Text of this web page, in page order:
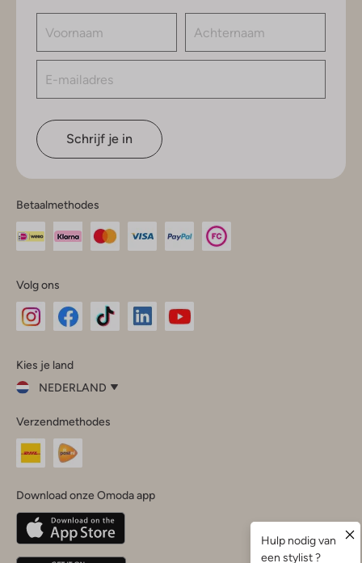
Schrijf je in
Betaalmethodes
Volg ons
InstagramFacebook
Kies je land
NEDERLAND
je
land
Nederland
Belgique(Français)
Deutschland
Verzendmethodes
Download onze Omoda app